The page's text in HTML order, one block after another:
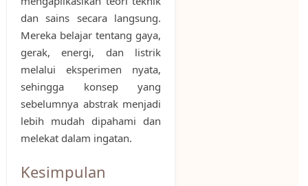
dan sains secara langsung.
Mereka belajar tentang gaya,
gerak, energi, dan listrik
melalui eksperimen nyata,
sehingga konsep yang
sebelumnya abstrak menjadi
lebih mudah dipahami dan
melekat dalam ingatan.
Kesimpulan